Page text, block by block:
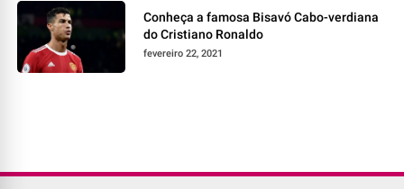
Conheça a famosa Bisavó Cabo-verdiana
do Cristiano Ronaldo
fevereiro 22, 2021